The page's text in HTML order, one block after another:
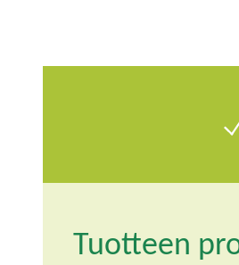
Tuotteen